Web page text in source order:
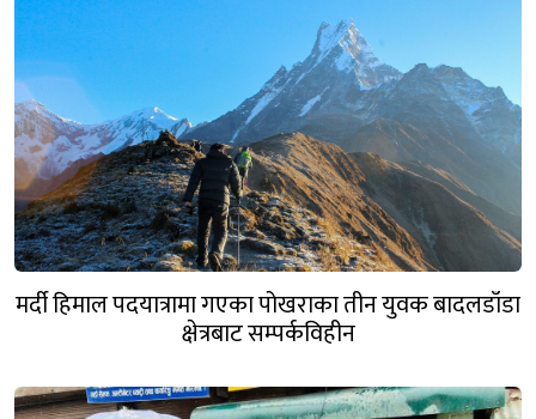
मर्दी हिमाल पदयात्रामा गएका पोखराका तीन युवक बादलडाँडा
क्षेत्रबाट सम्पर्कविहीन